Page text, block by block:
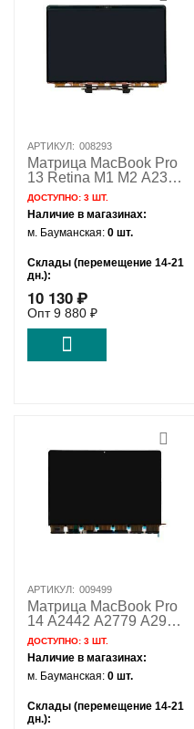
АРТИКУЛ: 008293
Матрица MacBook Pro
13 Retina M1 M2 A2338
/ AAA
ДОСТУПНО:3 ШТ.
Наличие в магазинах:
м. Бауманская:0 шт.
Склады (перемещение 14-21
дн.):
Удаленный склад:
10 130₽
Опт9 880 ₽
АРТИКУЛ: 009499
Матрица MacBook Pro
14 A2442 A2779 A2918
A2992 A3112 A3401
A3185 / Orig
ДОСТУПНО:3 ШТ.
Наличие в магазинах:
м. Бауманская:0 шт.
Склады (перемещение 14-21
дн.):